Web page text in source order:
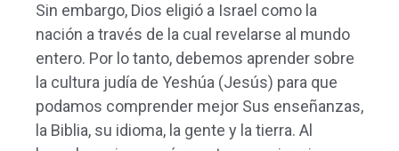
Sin embargo, Dios eligió a Israel como la
nación a través de la cual revelarse al mundo
entero. Por lo tanto, debemos aprender sobre
la cultura judía de Yeshúa (Jesús) para que
podamos comprender mejor Sus enseñanzas,
la Biblia, su idioma, la gente y la tierra. Al